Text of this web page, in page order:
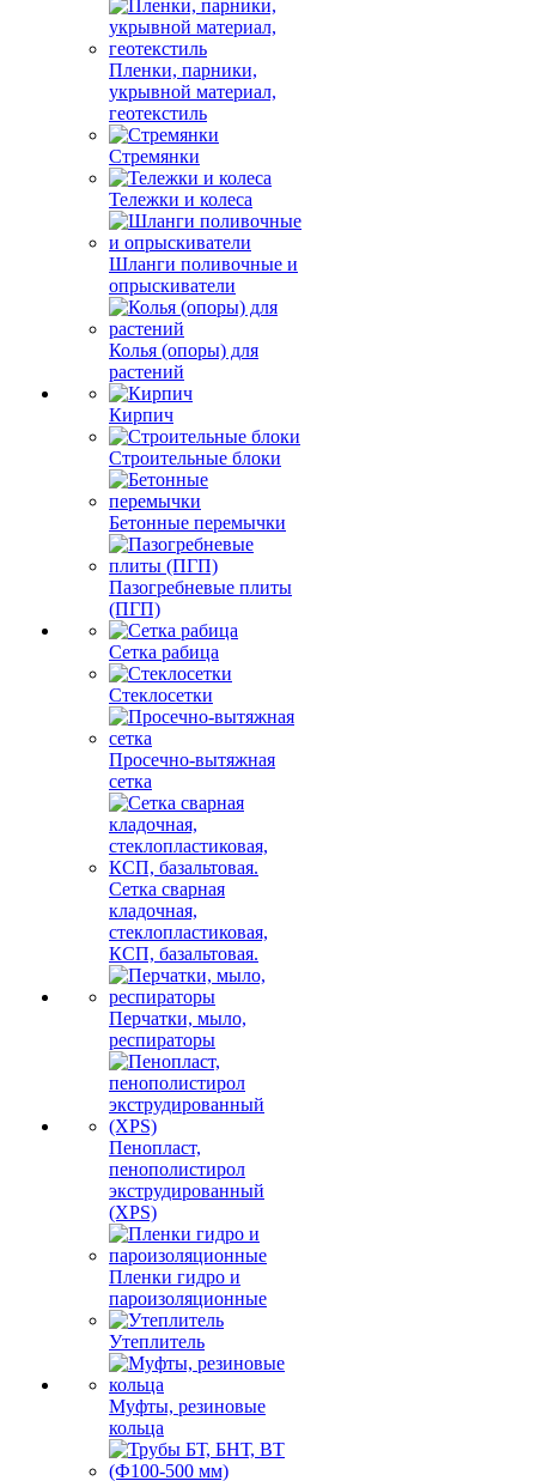
Пленки, парники,
укрывной материал,
геотекстиль
Стремянки
Тележки и колеса
Шланги поливочные и
опрыскиватели
Колья (опоры) для
растений
Кирпич
Строительные блоки
Бетонные перемычки
Пазогребневые плиты
(ПГП)
Сетка рабица
Стеклосетки
Просечно-вытяжная
сетка
Сетка сварная
кладочная,
стеклопластиковая,
КСП, базальтовая.
Перчатки, мыло,
респираторы
Пенопласт,
пенополистирол
экструдированный
(XPS)
Пленки гидро и
пароизоляционные
Утеплитель
Муфты, резиновые
кольца